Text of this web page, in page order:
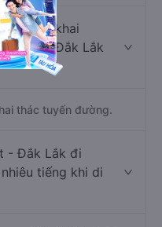
đang khai
Thuột - Đắk Lắk
thác tuyến đường.
- Đắk Lắk đi
tiếng khi di